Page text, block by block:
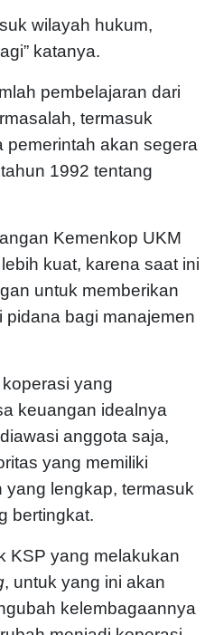
wilayah hukum,
katanya.
pembelajaran dari
termasuk
pemerintah akan segera
1992 tentang
Kemenkop UKM
kuat, karena saat ini
untuk memberikan
bagi manajemen
yang
keuangan idealnya
anggota saja,
yang memiliki
lengkap, termasuk
bertingkat.
KSP yang melakukan
, untuk yang ini akan
kelembagaannya